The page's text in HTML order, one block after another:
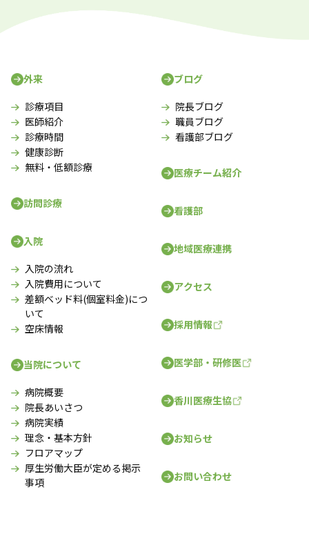
外来
診療項目
医師紹介
診療時間
健康診断
無料・低額診療
訪問診療
入院
入院の流れ
入院費用について
差額ベッド料(個室料金)につ
いて
空床情報
当院について
病院概要
院長あいさつ
病院実績
理念・基本方針
フロアマップ
厚生労働大臣が定める掲示
事項
ブログ
院長ブログ
職員ブログ
看護部ブログ
医療チーム紹介
看護部
地域医療連携
アクセス
採用情報
医学部・研修医
香川医療生協
お知らせ
お問い合わせ